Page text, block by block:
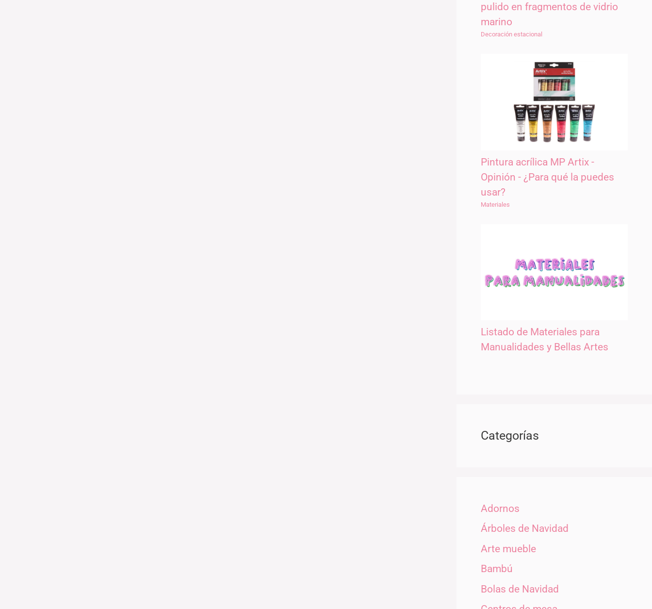
pulido en fragmentos de vidrio
marino
Decoración estacional
Pintura acrílica MP Artix -
Opinión - ¿Para qué la puedes
usar?
Materiales
Listado de Materiales para
Manualidades y Bellas Artes
Categorías
Adornos
Árboles de Navidad
Arte mueble
Bambú
Bolas de Navidad